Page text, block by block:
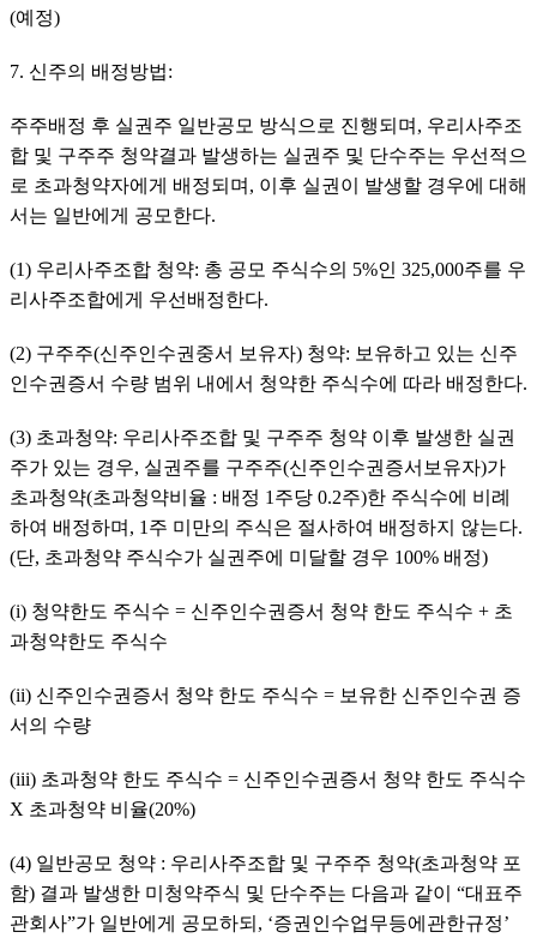
(예정)
7. 신주의 배정방법:
주주배정 후 실권주 일반공모 방식으로 진행되며, 우리사주조
합 및 구주주 청약결과 발생하는 실권주 및 단수주는 우선적으
로 초과청약자에게 배정되며, 이후 실권이 발생할 경우에 대해
서는 일반에게 공모한다.
(1) 우리사주조합 청약: 총 공모 주식수의 5%인 325,000주를 우
리사주조합에게 우선배정한다.
(2) 구주주(신주인수권중서 보유자) 청약: 보유하고 있는 신주
인수권증서 수량 범위 내에서 청약한 주식수에 따라 배정한다.
(3) 초과청약: 우리사주조합 및 구주주 청약 이후 발생한 실권
주가 있는 경우, 실권주를 구주주(신주인수권증서보유자)가
초과청약(초과청약비율 : 배정 1주당 0.2주)한 주식수에 비례
하여 배정하며, 1주 미만의 주식은 절사하여 배정하지 않는다.
(단, 초과청약 주식수가 실권주에 미달할 경우 100% 배정)
(i) 청약한도 주식수 = 신주인수권증서 청약 한도 주식수 + 초
과청약한도 주식수
(ii) 신주인수권증서 청약 한도 주식수 = 보유한 신주인수권 증
서의 수량
(iii) 초과청약 한도 주식수 = 신주인수권증서 청약 한도 주식수
X 초과청약 비율(20%)
(4) 일반공모 청약 : 우리사주조합 및 구주주 청약(초과청약 포
함) 결과 발생한 미청약주식 및 단수주는 다음과 같이 “대표주
관회사”가 일반에게 공모하되, ‘증권인수업무등에관한규정’